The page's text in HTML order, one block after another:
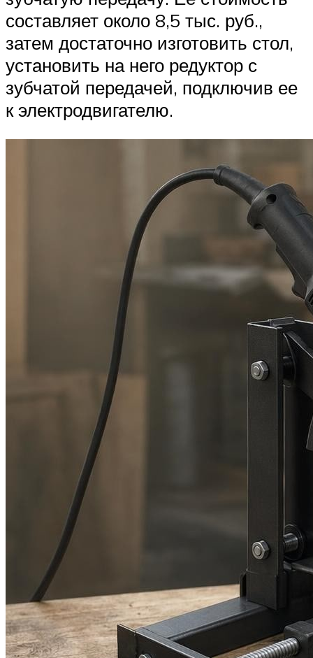
составляет около 8,5 тыс. руб.,
затем достаточно изготовить стол,
установить на него редуктор с
зубчатой передачей, подключив ее
к электродвигателю.